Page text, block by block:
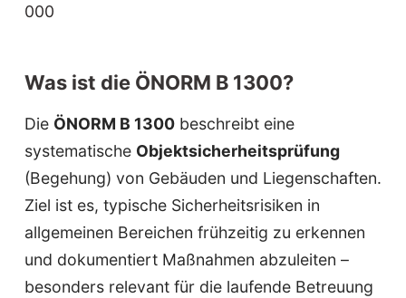
000
Was ist die ÖNORM B 1300?
Die ÖNORM B 1300beschreibt eine
systematische Objektsicherheitsprüfung
(Begehung) von Gebäuden und Liegenschaften.
Ziel ist es, typische Sicherheitsrisiken in
allgemeinen Bereichen frühzeitig zu erkennen
und dokumentiert Maßnahmen abzuleiten –
besonders relevant für die laufende Betreuung